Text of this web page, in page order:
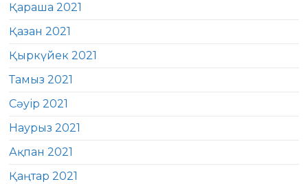
Қараша 2021
Қазан 2021
Қыркүйек 2021
Тамыз 2021
Сәуір 2021
Наурыз 2021
Ақпан 2021
Қаңтар 2021